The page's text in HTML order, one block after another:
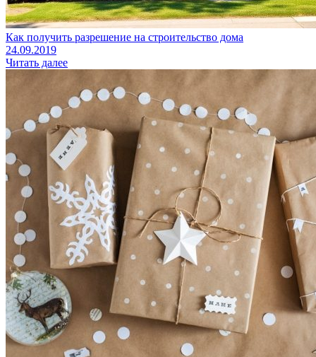
Как получить разрешение на строительство дома
24.09.2019
Читать далее